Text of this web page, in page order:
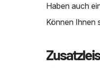
Haben auch
Können Ihnen